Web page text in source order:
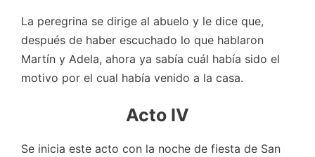
La peregrina se dirige al abuelo y le dice que,
después de haber escuchado lo que hablaron
Martín y Adela, ahora ya sabía cuál había sido el
motivo por el cual había venido a la casa.
Acto IV
Se inicia este acto con la noche de fiesta de San